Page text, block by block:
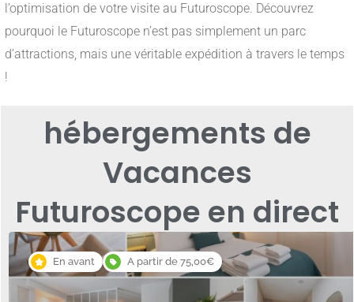
l’optimisation de votre visite au Futuroscope. Découvrez
pourquoi le Futuroscope n’est pas simplement un parc
d’attractions, mais une véritable expédition à travers le temps
!
hébergements de
Vacances
Futuroscope en direct
En avant A partir de 75,00€